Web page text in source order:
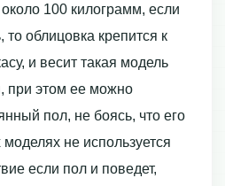
100 килограмм, если
облицовка крепится к
и весит такая модель
при этом ее можно
пол, не боясь, что его
моделях не используется
если пол и поведет,